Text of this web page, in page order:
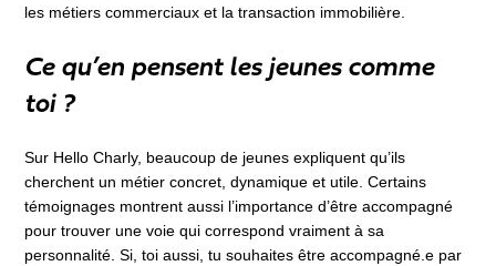
les métiers commerciaux et la transaction immobilière.
Ce qu’en pensent les jeunes comme
toi ?
Sur Hello Charly, beaucoup de jeunes expliquent qu’ils
cherchent un métier concret, dynamique et utile. Certains
témoignages montrent aussi l’importance d’être accompagné
pour trouver une voie qui correspond vraiment à sa
personnalité. Si, toi aussi, tu souhaites être accompagné.e par